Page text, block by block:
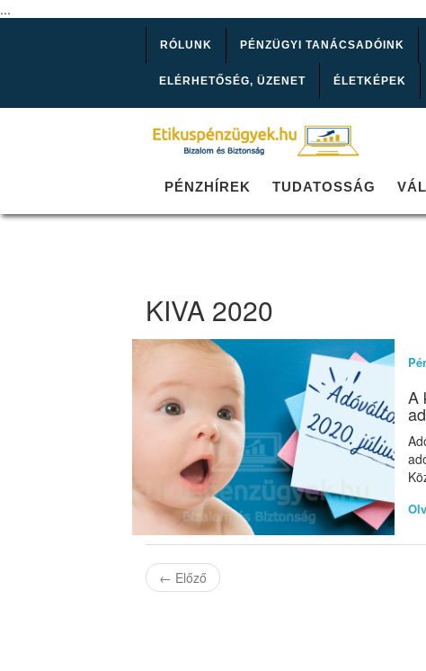
...
RÓLUNK PÉNZÜGYI TANÁCSADÓINK
ELÉRHETŐSÉG, ÜZENET ÉLETKÉPEK
PÉNZHÍREK TUDATOSSÁG
KIVA 2020
A
← Előző